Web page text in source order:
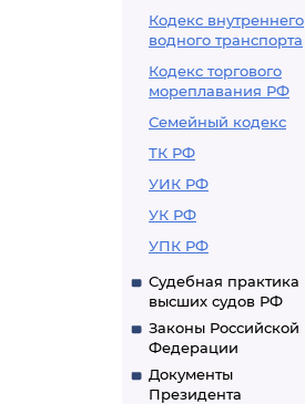
Кодекс внутреннего
водного транспорта
Кодекс торгового
мореплавания РФ
Семейный кодекс
ТК РФ
УИК РФ
УК РФ
УПК РФ
Судебная практика
высших судов РФ
Законы Российской
Федерации
Документы
Президента